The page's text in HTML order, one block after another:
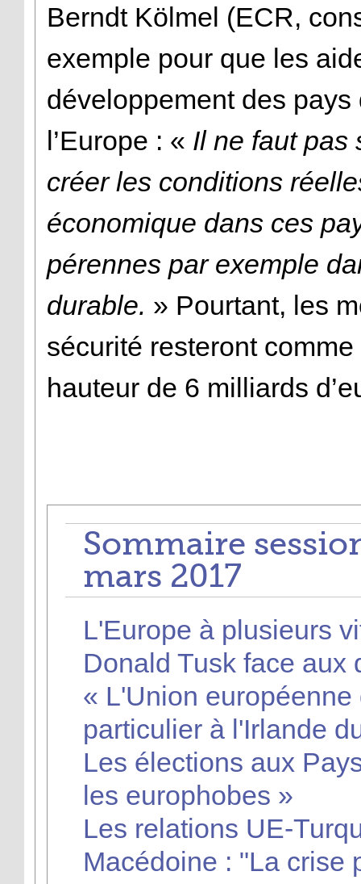
Berndt Kölmel (ECR,
exemple pour que les
développement des pays
l’Europe : « Il ne faut pas
créer les conditions
économique dans ces
pérennes par exemple
durable. » Pourtant, les
sécurité resteront
hauteur de 6 milliards
Sommaire
mars 2017
L'Europe à plusieurs
Donald Tusk face aux
« L'Union
particulier à l'Irlande
Les élections aux
les europhobes »
Les relations UE-
Macédoine : "La crise